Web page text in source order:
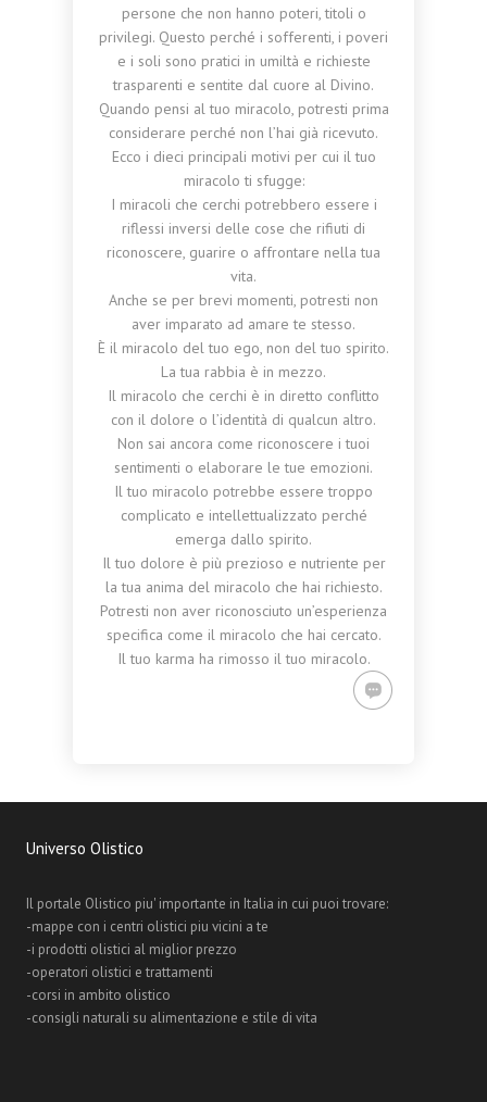
persone che non hanno poteri, titoli o
privilegi. Questo perché i sofferenti, i poveri
e i soli sono pratici in umiltà e richieste
trasparenti e sentite dal cuore al Divino.
Quando pensi al tuo miracolo, potresti prima
considerare perché non l’hai già ricevuto.
Ecco i dieci principali motivi per cui il tuo
miracolo ti sfugge:
I miracoli che cerchi potrebbero essere i
riflessi inversi delle cose che rifiuti di
riconoscere, guarire o affrontare nella tua
vita.
Anche se per brevi momenti, potresti non
aver imparato ad amare te stesso.
È il miracolo del tuo ego, non del tuo spirito.
La tua rabbia è in mezzo.
Il miracolo che cerchi è in diretto conflitto
con il dolore o l’identità di qualcun altro.
Non sai ancora come riconoscere i tuoi
sentimenti o elaborare le tue emozioni.
Il tuo miracolo potrebbe essere troppo
complicato e intellettualizzato perché
emerga dallo spirito.
Il tuo dolore è più prezioso e nutriente per
la tua anima del miracolo che hai richiesto.
Potresti non aver riconosciuto un’esperienza
specifica come il miracolo che hai cercato.
Il tuo karma ha rimosso il tuo miracolo.
Universo Olistico
Il portale Olistico piu' importante in Italia in cui puoi trovare:
-mappe con i centri olistici piu vicini a te
-i prodotti olistici al miglior prezzo
-operatori olistici e trattamenti
-corsi in ambito olistico
-consigli naturali su alimentazione e stile di vita